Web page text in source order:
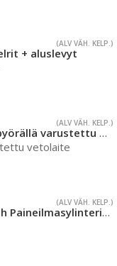
(ALV VÄH. KELP.)
+ aluslevyt
(ALV VÄH. KELP.)
Muu merkki Hihnapyörällä varustettu vetolaite
vetolaite
(ALV VÄH. KELP.)
Muu merkki Rexroth Paineilmasylinteri 25 mm